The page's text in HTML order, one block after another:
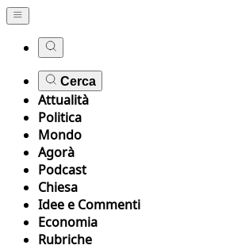
Cerca
Attualità
Politica
Mondo
Agorà
Podcast
Chiesa
Idee e Commenti
Economia
Rubriche